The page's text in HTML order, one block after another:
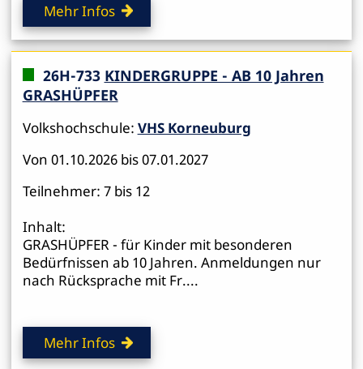
Mehr Infos
26H-733 KINDERGRUPPE - AB 10 Jahren
GRASHÜPFER
Volkshochschule: VHS Korneuburg
Von 01.10.2026 bis 07.01.2027
Teilnehmer: 7 bis 12
Inhalt:
GRASHÜPFER - für Kinder mit besonderen
Bedürfnissen ab 10 Jahren. Anmeldungen nur
nach Rücksprache mit Fr....
Mehr Infos